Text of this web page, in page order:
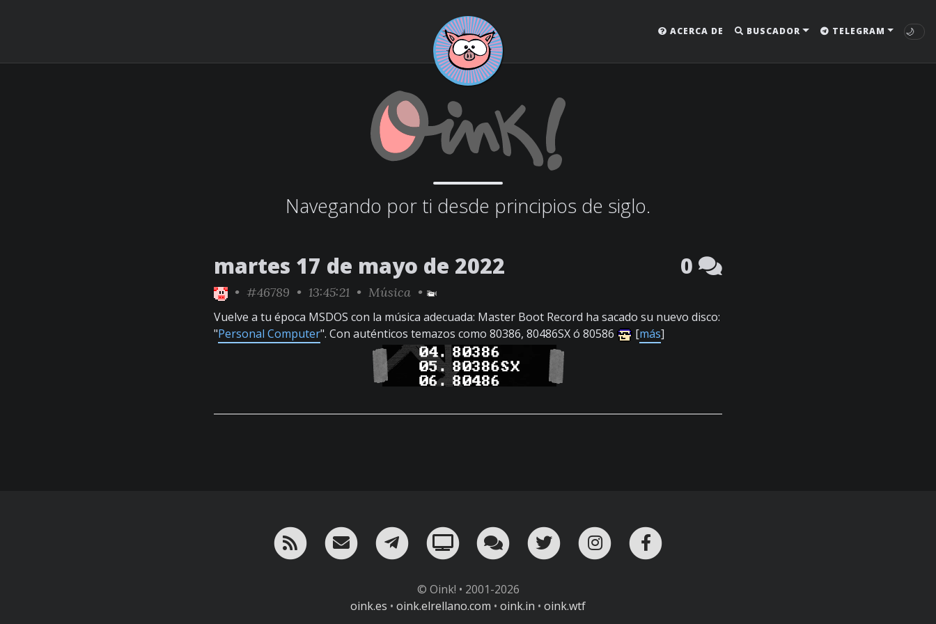
ACERCA DE BUSCADOR TELEGRAM 🌙
Navegando por ti desde principios de siglo.
martes 17 de mayo de 2022 0
• #46789 • 13:45:21 • Música •
Vuelve a tu época MSDOS con la música adecuada: Master Boot Record ha sacado su nuevo disco:
"Personal Computer". Con auténticos temazos como 80386, 80486SX ó 80586 [más]
RSS ¡Mándame un email!
¡Nuestro canal en Telegram!
Oink! TV Charla con nosotros en Telegram
Twitter Instagram
© Oink! • 2001-2026
oink.es • oink.elrellano.com • oink.in • oink.wtf